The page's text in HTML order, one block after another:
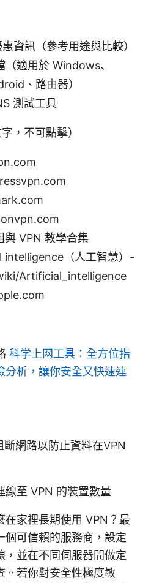
資訊（參考用途與比較）
適用於 Windows、
、路由器）
測試工具
，不可點擊）
VPN 教學合集
（人工智慧）-
Artificial_intelligence
科学上网工具：全方位指
分析，讓你安全又快速連
網路以防止資料在VPN
線至 VPN 的裝置數量
在家裡長期使用 VPN？最
個可信賴的服務商，設定
，並在不同伺服器間做定
。若你對安全性極度敏